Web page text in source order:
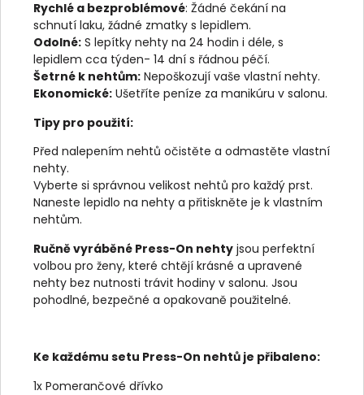
Rychlé a bezproblémové: Žádné čekání na
schnutí laku, žádné zmatky s lepidlem.
Odolné: S lepítky nehty na 24 hodin i déle, s
lepidlem cca týden- 14 dní s řádnou péčí.
Šetrné k nehtům: Nepoškozují vaše vlastní nehty.
Ekonomické: Ušetříte peníze za manikúru v salonu.
Tipy pro použití:
Před nalepením nehtů očistěte a odmastěte vlastní
nehty.
Vyberte si správnou velikost nehtů pro každý prst.
Naneste lepidlo na nehty a přitiskněte je k vlastním
nehtům.
Ručně vyráběné Press-On nehty jsou perfektní
volbou pro ženy, které chtějí krásné a upravené
nehty bez nutnosti trávit hodiny v salonu. Jsou
pohodlné, bezpečné a opakovaně použitelné.
Ke každému setu Press-On nehtů je přibaleno:
1x Pomerančové dřívko